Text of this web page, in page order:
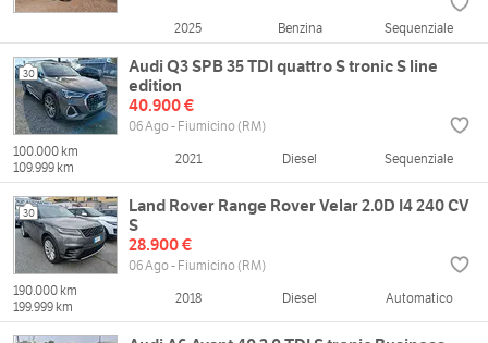
2025 Benzina Sequenziale
30
Audi Q3 SPB 35 TDI quattro S tronic S line
edition
40.900 €
06 Ago - Fiumicino (RM)
100.000 km
109.999 km
2021 Diesel Sequenziale
30
Land Rover Range Rover Velar 2.0D I4 240 CV
S
28.900 €
06 Ago - Fiumicino (RM)
190.000 km
199.999 km
2018 Diesel Automatico